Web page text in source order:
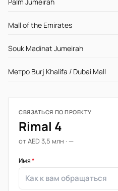
Mall of the Emirates
Souk Madinat Jumeirah
Метро Burj Khalifa / Dubai Mall
СВЯЗАТЬСЯ ПО ПРОЕКТУ
Rimal 4
от AED 3,5 млн · —
Имя*